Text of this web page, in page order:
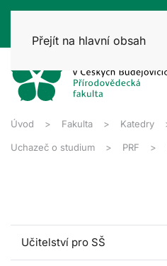
Přejít na hlavní obsah
Úvod Fakulta Katedry
Uchazeč o studium PRF
Učitelství pro SŠ